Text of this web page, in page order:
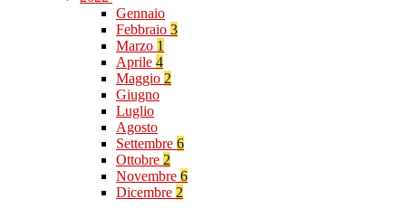
Gennaio
Febbraio 3
Marzo 1
Aprile 4
Maggio 2
Giugno
Luglio
Agosto
Settembre 6
Ottobre 2
Novembre 6
Dicembre 2